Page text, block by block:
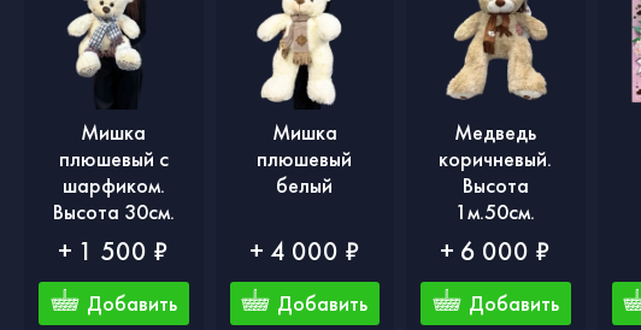
Мишка
плюшевый с
шарфиком.
Высота 30см.
+ 1 500 ₽
Добавить
Мишка
плюшевый
белый
+ 4 000 ₽
Добавить
Медведь
коричневый.
Высота
1м.50см.
+ 6 000 ₽
Добавить